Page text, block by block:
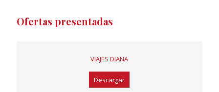
Ofertas presentadas
VIAJES DIANA
Descargar